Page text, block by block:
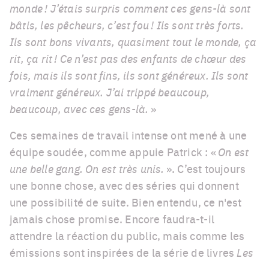
monde ! J’étais surpris comment ces gens-là sont
bâtis, les pêcheurs, c’est fou ! Ils sont très forts.
Ils sont bons vivants, quasiment tout le monde, ça
rit, ça rit ! Ce n’est pas des enfants de chœur des
fois, mais ils sont fins, ils sont généreux. Ils sont
vraiment généreux. J’ai trippé beaucoup,
beaucoup, avec ces gens-là. »
Ces semaines de travail intense ont mené à une
équipe soudée, comme appuie Patrick : « On est
une belle gang. On est très unis. ». C’est toujours
une bonne chose, avec des séries qui donnent
une possibilité de suite. Bien entendu, ce n'est
jamais chose promise. Encore faudra-t-il
attendre la réaction du public, mais comme les
émissions sont inspirées de la série de livres Les